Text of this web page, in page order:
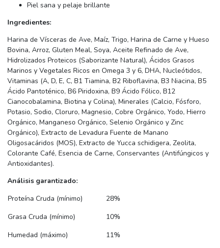
Piel sana y pelaje brillante
Ingredientes:
Harina de Vísceras de Ave, Maíz, Trigo, Harina de Carne y Hueso
Bovina, Arroz, Gluten Meal, Soya, Aceite Refinado de Ave,
Hidrolizados Proteicos (Saborizante Natural), Ácidos Grasos
Marinos y Vegetales Ricos en Omega 3 y 6, DHA, Nucleótidos,
Vitaminas (A, D, E, C, B1 Tiamina, B2 Riboflavina, B3 Niacina, B5
Ácido Pantoténico, B6 Piridoxina, B9 Ácido Fólico, B12
Cianocobalamina, Biotina y Colina), Minerales (Calcio, Fósforo,
Potasio, Sodio, Cloruro, Magnesio, Cobre Orgánico, Yodo, Hierro
Orgánico, Manganeso Orgánico, Selenio Orgánico y Zinc
Orgánico), Extracto de Levadura Fuente de Manano
Oligosacáridos (MOS), Extracto de Yucca schidigera, Zeolita,
Colorante Café, Esencia de Carne, Conservantes (Antifúngicos y
Antioxidantes).
Análisis garantizado:
Proteína Cruda (mínimo)
28%
Grasa Cruda (mínimo)
10%
Humedad (máximo)
11%